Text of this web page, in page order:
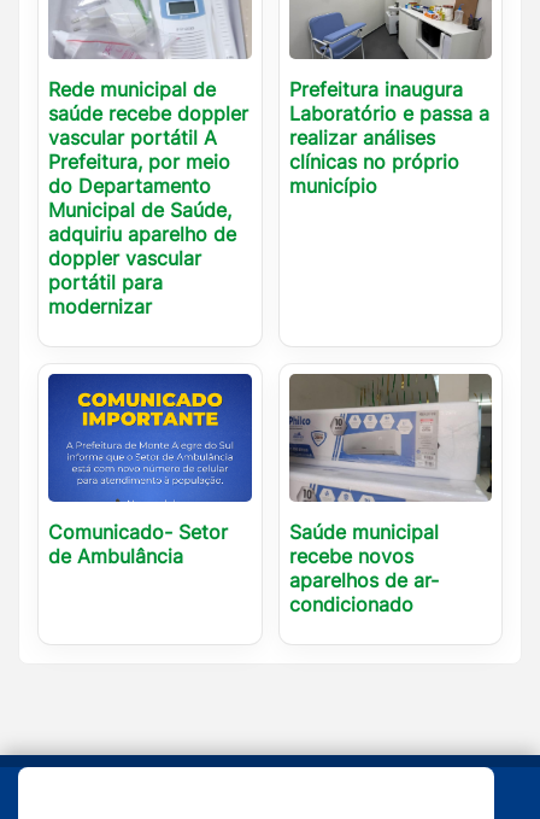
Rede municipal de
saúde recebe doppler
vascular portátil A
Prefeitura, por meio
do Departamento
Municipal de Saúde,
adquiriu aparelho de
doppler vascular
portátil para
modernizar
Prefeitura inaugura
Laboratório e passa a
realizar análises
clínicas no próprio
município
Comunicado- Setor
de Ambulância
Saúde municipal
recebe novos
aparelhos de ar-
condicionado